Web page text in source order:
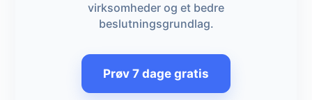
virksomheder og et bedre
beslutningsgrundlag.
Prøv 7 dage gratis